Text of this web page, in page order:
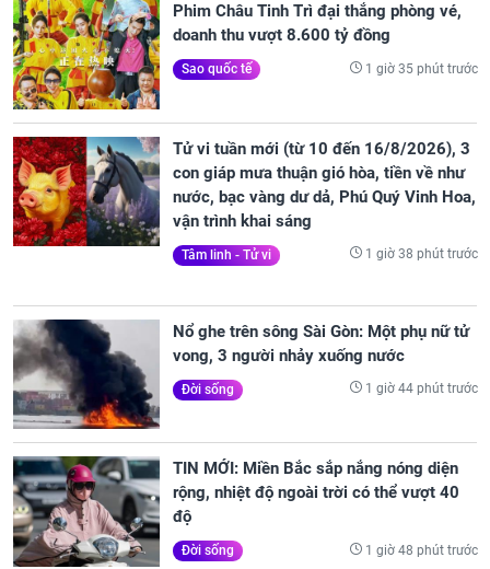
Phim Châu Tinh Trì đại thắng phòng vé,
doanh thu vượt 8.600 tỷ đồng
Sao quốc tế 1 giờ 35 phút trước
Tử vi tuần mới (từ 10 đến 16/8/2026), 3
con giáp mưa thuận gió hòa, tiền về như
nước, bạc vàng dư dả, Phú Quý Vinh Hoa,
vận trình khai sáng
Tâm linh - Tử vi 1 giờ 38 phút trước
Nổ ghe trên sông Sài Gòn: Một phụ nữ tử
vong, 3 người nhảy xuống nước
Đời sống 1 giờ 44 phút trước
TIN MỚI: Miền Bắc sắp nắng nóng diện
rộng, nhiệt độ ngoài trời có thể vượt 40
độ
Đời sống 1 giờ 48 phút trước